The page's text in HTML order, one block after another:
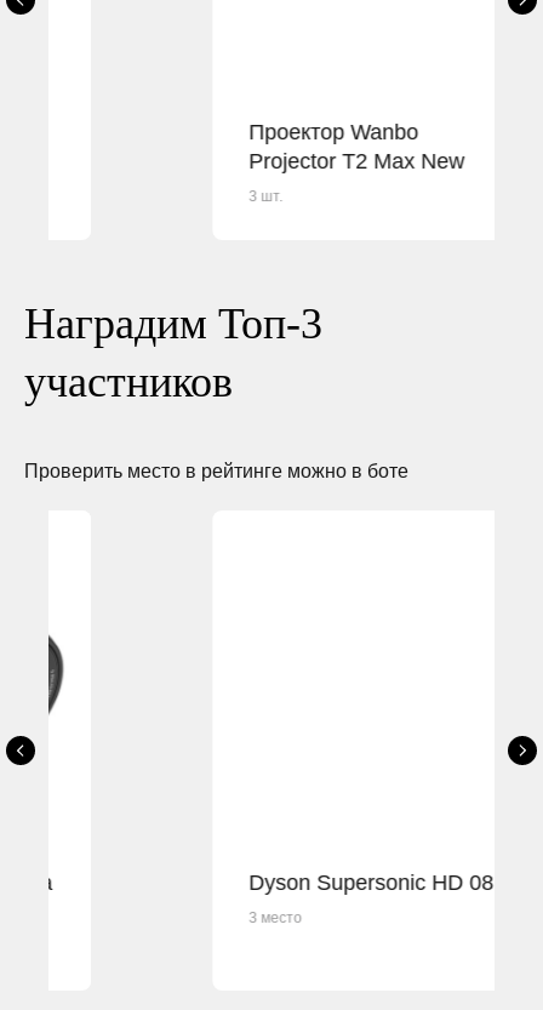
Проектор Wanbo
Projector T2 Max New
Наградим Топ-3
участников
Проверить место в рейтинге можно в боте
Dyson Supersonic HD 08